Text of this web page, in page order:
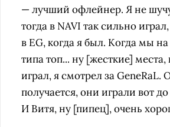
— лучший офлейнер. Я не
тогда в NAVI так сильно
в EG, когда я был. Когда мы
типа топ... ну [жесткие] места,
играл, я смотрел за GeneRaL.
получается, они играли вот
И Витя, ну [пипец], очень